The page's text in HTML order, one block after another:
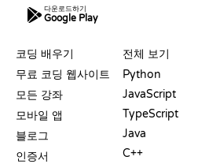
다운로드하기
Google Play
코딩 배우기
무료 코딩 웹사이트
모든 강좌
모바일 앱
블로그
인증서
전체 보기
Python
JavaScript
TypeScript
Java
C++